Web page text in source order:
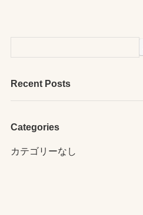
Recent Posts
Categories
カテゴリーなし